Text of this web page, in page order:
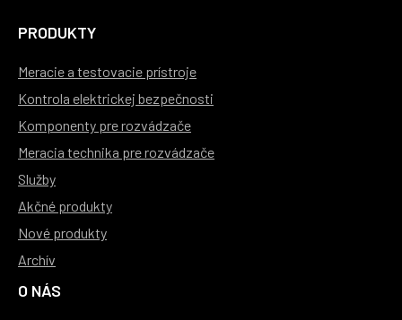
PRODUKTY
Meracie a testovacie prístroje
Kontrola elektrickej bezpečnosti
Komponenty pre rozvádzače
Meracia technika pre rozvádzače
Služby
Akčné produkty
Nové produkty
Archív
O NÁS